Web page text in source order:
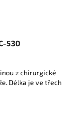
530
z chirurgické
Délka je ve třech